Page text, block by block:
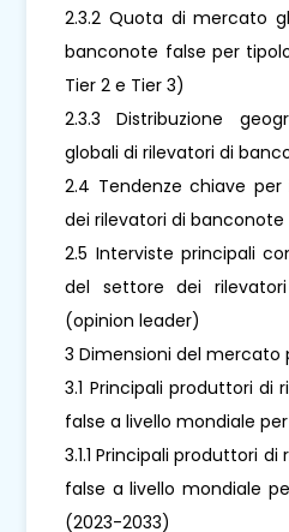
2.3.2 Quota di mercato
banconote false per
Tier 2 e Tier 3)
2.3.3 Distribuzione
globali di rilevatori di
2.4 Tendenze chiave
dei rilevatori di banconote
2.5 Interviste principali
del settore dei
(opinion leader)
3 Dimensioni del mercato
3.1 Principali produttori di
false a livello mondiale
3.1.1 Principali produttori
false a livello mondiale
(2023-2033)